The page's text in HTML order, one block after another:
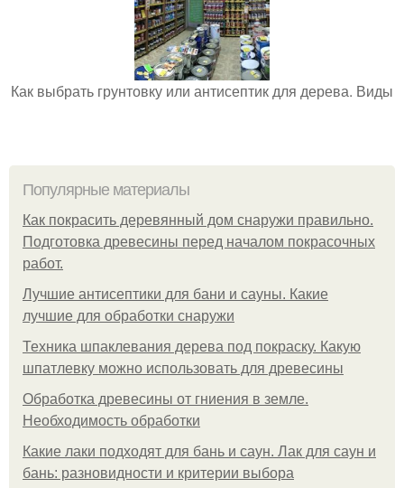
Как выбрать грунтовку или антисептик для дерева. Виды
Популярные материалы
Как покрасить деревянный дом снаружи правильно.
Подготовка древесины перед началом покрасочных
работ.
Лучшие антисептики для бани и сауны. Какие
лучшие для обработки снаружи
Техника шпаклевания дерева под покраску. Какую
шпатлевку можно использовать для древесины
Обработка древесины от гниения в земле.
Необходимость обработки
Какие лаки подходят для бань и саун. Лак для саун и
бань: разновидности и критерии выбора